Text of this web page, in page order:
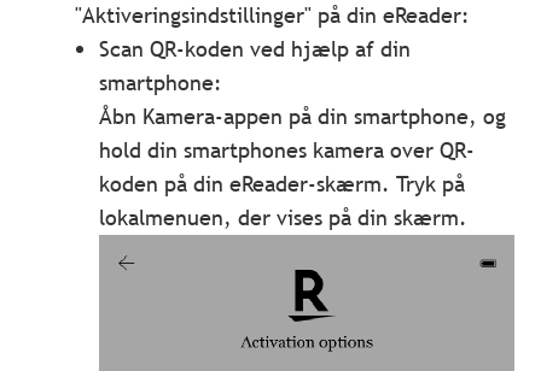
"Aktiveringsindstillinger" på din eReader:
Scan QR-koden ved hjælp af din
smartphone:
Åbn Kamera-appen på din smartphone, og
hold din smartphones kamera over QR-
koden på din eReader-skærm. Tryk på
lokalmenuen, der vises på din skærm.